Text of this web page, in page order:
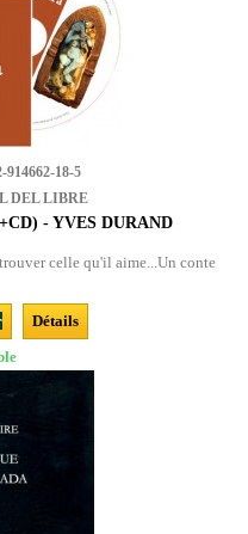
914662-18-5
DEL LIBRE
- YVES DURAND
celle qu'il aime...Un conte
Détails